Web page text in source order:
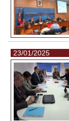
23/01/2025